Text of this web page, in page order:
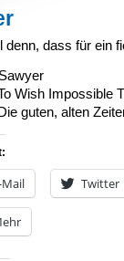
denn, dass für ein
Wish Impossible
guten, alten
Mail Twitter